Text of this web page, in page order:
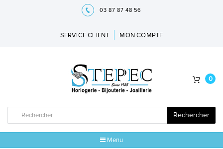
03 87 87 48 56
SERVICE CLIENT MON COMPTE
Rechercher
0
Menu